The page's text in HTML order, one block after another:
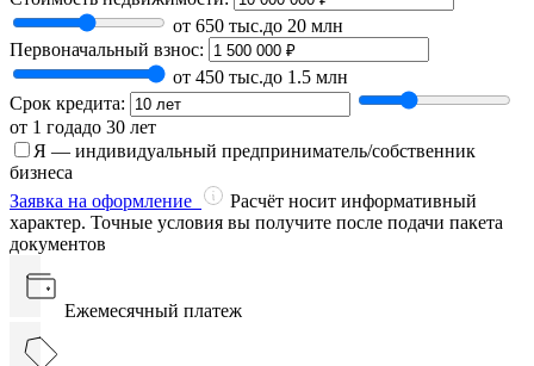
от 650 тыс.до 20 млн
Первоначальный взнос:
от 450 тыс.до 1.5 млн
Срок кредита:
от 1 годадо 30 лет
Я — индивидуальный предприниматель/собственник
бизнеса
Заявка на оформление
Расчёт носит информативный
характер. Точные условия вы получите после подачи пакета
документов
Ежемесячный платеж